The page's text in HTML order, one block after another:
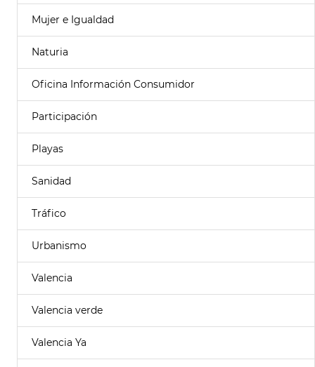
Mujer e Igualdad
Naturia
Oficina Información Consumidor
Participación
Playas
Sanidad
Tráfico
Urbanismo
Valencia
Valencia verde
Valencia Ya